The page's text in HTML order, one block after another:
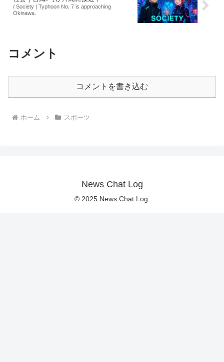
/ Society | Typhoon No. 7 is approaching
Okinawa.
コメント
コメントを書き込む
ホーム スポーツ
News Chat Log
© 2025 News Chat Log.